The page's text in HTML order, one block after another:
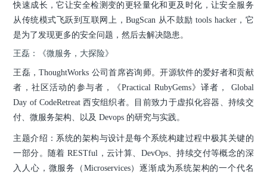
快速成长，它让安全检测变的更轻量化和更及时化，让安全服务
从传统模式飞跃到互联网上，BugScan 从不鼓励 tools hacker，它
是为了发现更多的安全问题，然后去解决隐患。
王磊：《微服务，大探险》
王磊，ThoughtWorks 公司首席咨询师。开源软件的爱好者和贡献
者，社区活动的参与者，《Practical RubyGems》译者， Global
Day of CodeRetreat 西安组织者。目前致力于虚拟化容器、持续交
付、微服务架构、以及 Devops 的研究与实践。
主题介绍：系统的架构与设计是每个系统构建过程中极其关键的
一部分。随着 RESTful，云计算、DevOps、持续交付等概念的深
入人心，微服务（Microservices）逐渐成为系统架构的一个代名